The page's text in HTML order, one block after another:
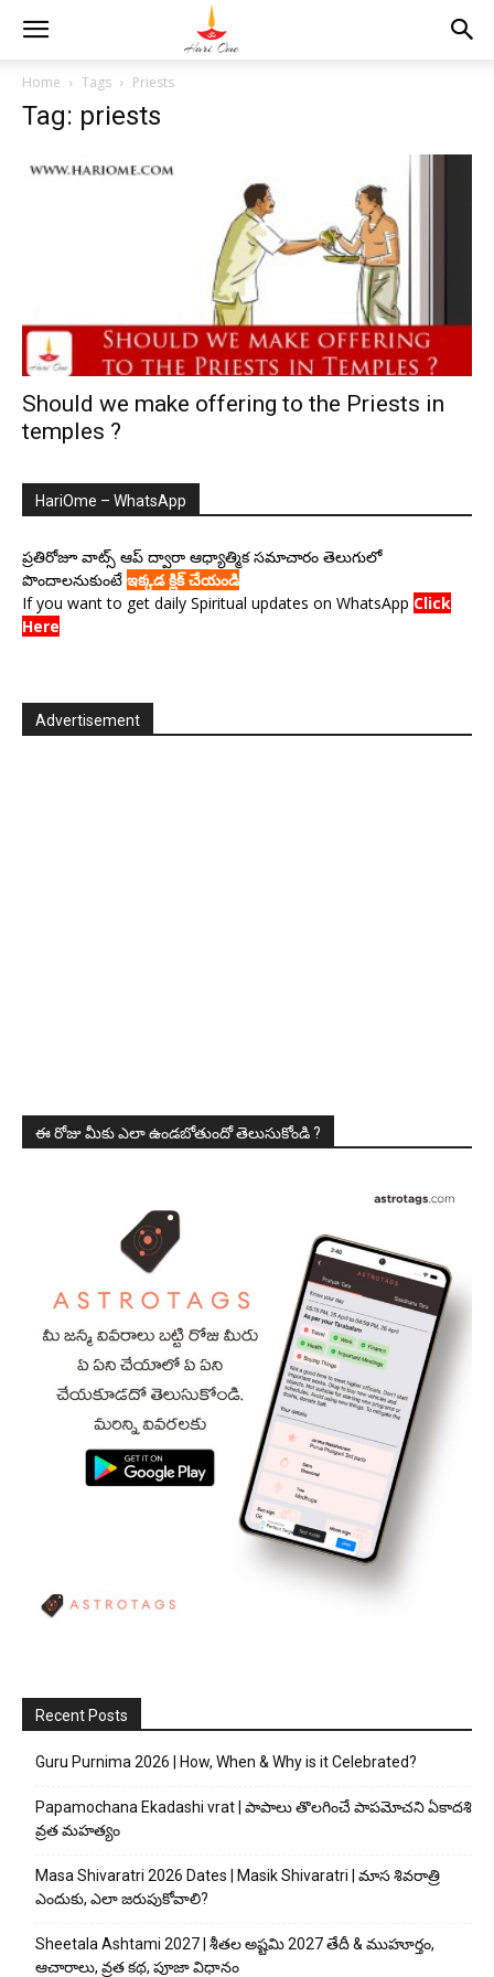
Home Tags Priests
Tag: priests
Should we make offering to the Priests in
temples ?
HariOme – WhatsApp
ప్రతిరోజూ వాట్స్ ఆప్ ద్వారా ఆధ్యాత్మిక సమాచారం తెలుగులో
పొందాలనుకుంటే ఇక్కడ క్లిక్ చేయండి
If you want to get daily Spiritual updates on WhatsApp Click
Here
Advertisement
ఈ రోజు మీకు ఎలా ఉండబోతుందో తెలుసుకోండి ?
Recent Posts
Guru Purnima 2026 | How, When & Why is it Celebrated?
Papamochana Ekadashi vrat | పాపాలు తొలగించే పాపమోచని ఏకాదశి
వ్రత మహత్యం
Masa Shivaratri 2026 Dates | Masik Shivaratri | మాస శివరాత్రి
ఎందుకు, ఎలా జరుపుకోవాలి?
Sheetala Ashtami 2027 | శీతల అష్టమి 2027 తేదీ & ముహూర్తం,
ఆచారాలు, వ్రత కథ, పూజా విధానం